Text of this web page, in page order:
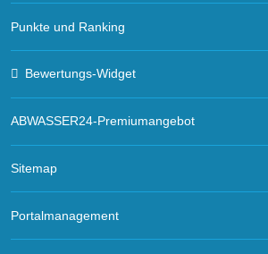
Punkte und Ranking
Bewertungs-Widget
ABWASSER24-Premiumangebot
Sitemap
Portalmanagement